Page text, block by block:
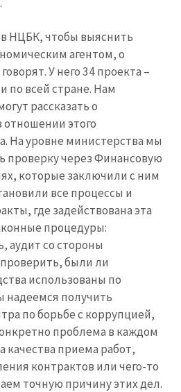
НЦБК, чтобы выяснить
агентом, о
У него 34 проекта –
по всей стране. Нам
рассказать о
отношении этого
На уровне министерства мы
проверку через Финансовую
которые заключили с ним
все процессы и
где задействована эта
процедуры:
аудит со стороны
были ли
использованы по
получить
по борьбе с коррупцией,
проблема в каждом
качества приема работ,
контрактов или чего-то
точную причину этих дел.